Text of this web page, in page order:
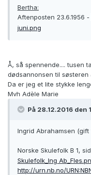
Bertha:
Aftenposten 23.6.1956 -
juni.png
Å, så spennende.... tusen
dødsannonsen til søsteren
Da er jeg et lite stykke
Mvh Adèle Marie
På 28.12.2016 den
Ingrid Abrahamsen (gift
Norske Skulefolk B 1,
Skulefolk_Ing
http://urn.nb.no/